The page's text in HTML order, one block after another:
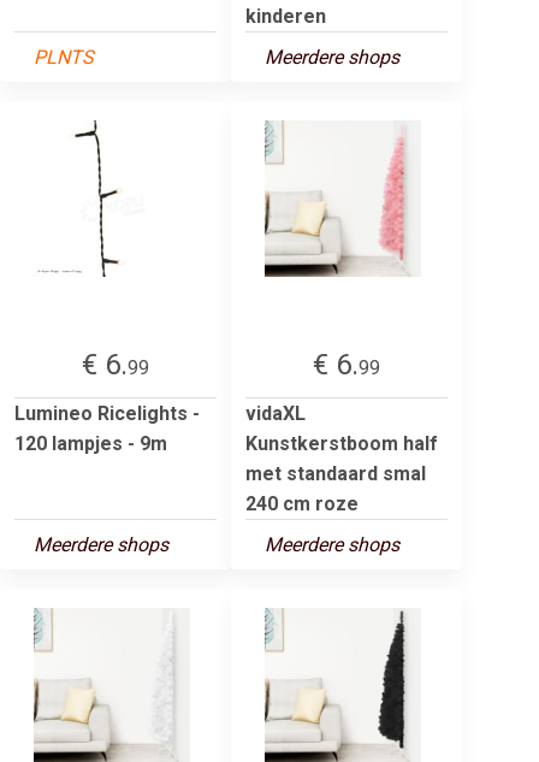
PLNTS
kinderen
Meerdere shops
€ 6.99
Lumineo Ricelights -
120 lampjes - 9m
Meerdere shops
€ 6.99
vidaXL
Kunstkerstboom half
met standaard smal
240 cm roze
Meerdere shops